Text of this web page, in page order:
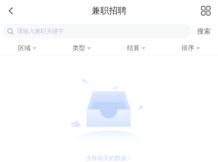
兼职招聘
区域 类型 结算 排序
没有相关的数据！